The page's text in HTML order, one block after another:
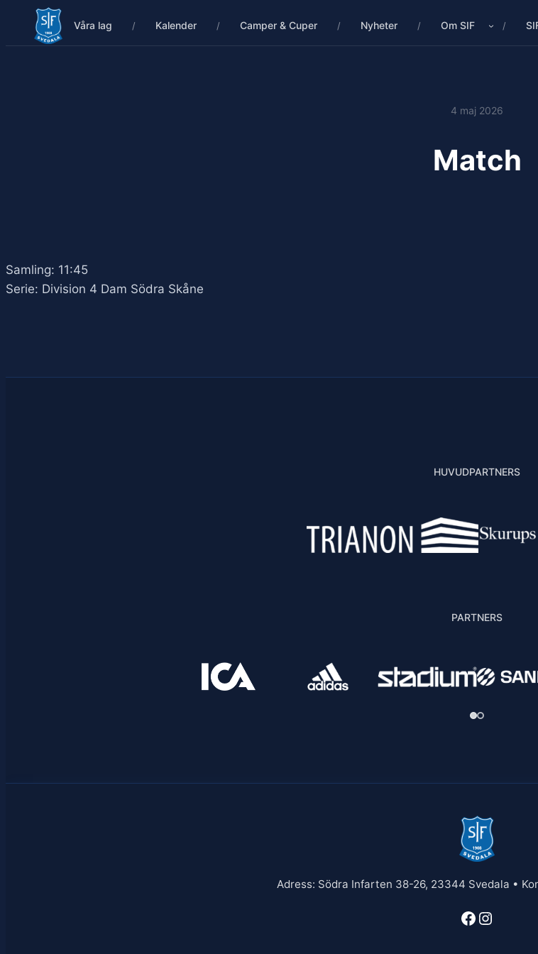
Våra lag Kalender Camper & Cuper Nyheter Om SIF
4 maj 2026
Match
Samling: 11:45
Serie: Division 4 Dam Södra Skåne
HUVUDPARTNERS
PARTNERS
Adress: Södra Infarten 38-26, 23344 Svedala •
Facebook